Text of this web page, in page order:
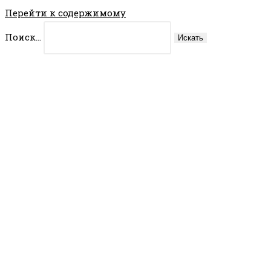
Перейти к содержимому
Поиск...
Искать